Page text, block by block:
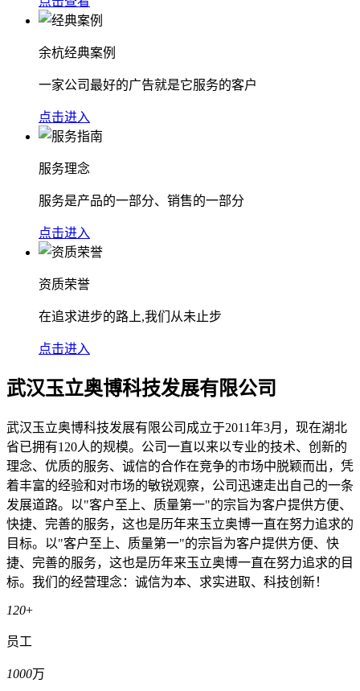
余杭经典案例
一家公司最好的广告就是它服务的客户
点击进入
服务理念
服务是产品的一部分、销售的一部分
点击进入
资质荣誉
在追求进步的路上,我们从未止步
点击进入
武汉玉立奥博科技发展有限公司
武汉玉立奥博科技发展有限公司成立于2011年3月，现在湖北
省已拥有120人的规模。公司一直以来以专业的技术、创新的
理念、优质的服务、诚信的合作在竞争的市场中脱颖而出，凭
着丰富的经验和对市场的敏锐观察，公司迅速走出自己的一条
发展道路。以"客户至上、质量第一"的宗旨为客户提供方便、
快捷、完善的服务，这也是历年来玉立奥博一直在努力追求的
目标。以"客户至上、质量第一"的宗旨为客户提供方便、快
捷、完善的服务，这也是历年来玉立奥博一直在努力追求的目
标。我们的经营理念：诚信为本、求实进取、科技创新！
120+
员工
1000万